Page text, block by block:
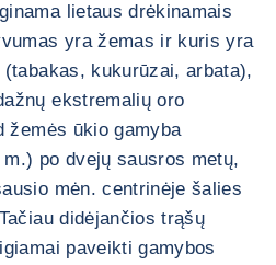
lietaus drėkinamais
yra žemas ir kuris yra
kukurūzai, arbata),
ekstremalių oro
žemės ūkio gamyba
po dvejų sausros metų,
mėn. centrinėje šalies
didėjančios trąšų
paveikti gamybos